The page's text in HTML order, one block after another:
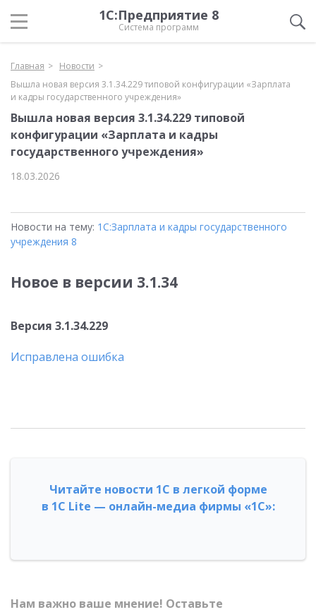
1С:Предприятие 8
Система программ
Главная
Новости
Вышла новая версия 3.1.34.229 типовой конфигурации «Зарплата
и кадры государственного учреждения»
Вышла новая версия 3.1.34.229 типовой
конфигурации «Зарплата и кадры
государственного учреждения»
18.03.2026
Новости на тему: 1С:Зарплата и кадры государственного
учреждения 8
Новое в версии 3.1.34
Версия 3.1.34.229
Исправлена ошибка
Читайте новости 1С в легкой форме
в 1С Lite — онлайн-медиа фирмы «1С»:
Нам важно ваше мнение! Оставьте